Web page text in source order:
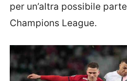
per un’altra possibile
Champions League.